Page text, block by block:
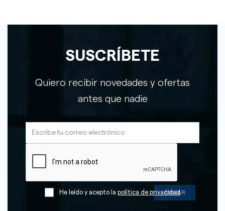
SUSCRÍBETE
Quiero recibir novedades y ofertas
antes que nadie
He leído y acepto la política de privacidad